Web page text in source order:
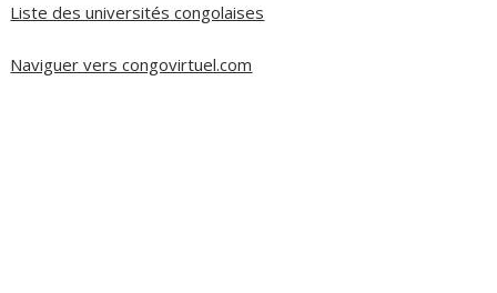
Liste des universités congolaises
Naviguer vers congovirtuel.com